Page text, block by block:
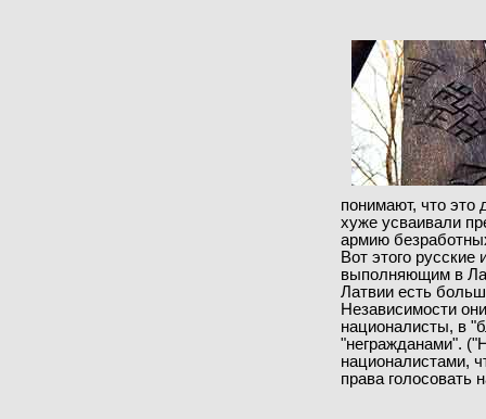
понимают, что это
хуже усваивали
армию
Вот этого
выполняющим в
Латвии есть
Независимости
националисты, в
"негражданами".
националистами,
права голосовать